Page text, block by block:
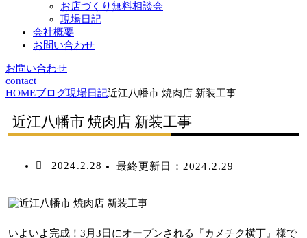
お店づくり無料相談会
現場日記
会社概要
お問い合わせ
お問い合わせ
contact
HOMEブログ現場日記近江八幡市 焼肉店 新装工事
近江八幡市 焼肉店 新装工事
2024.2.28 最終更新日： 2024.2.29
いよいよ完成！3月3日にオープンされる『カメチク横丁』様で